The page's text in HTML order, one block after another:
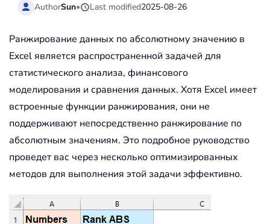
AuthorSun• Last modified2025-08-26
Ранжирование данных по абсолютному значению в
Excel является распространенной задачей для
статистического анализа, финансового
моделирования и сравнения данных. Хотя Excel имеет
встроенные функции ранжирования, они не
поддерживают непосредственно ранжирование по
абсолютным значениям. Это подробное руководство
проведет вас через несколько оптимизированных
методов для выполнения этой задачи эффективно.